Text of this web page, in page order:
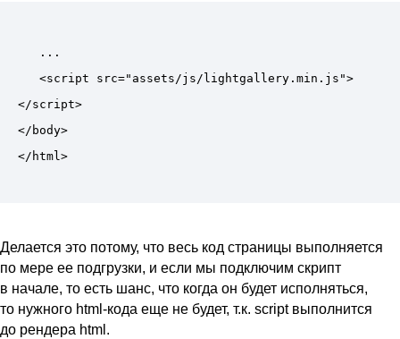
</script>
</body>
Делается это потому, что весь код страницы выполняется
по мере ее подгрузки, и если мы подключим скрипт
в начале, то есть шанс, что когда он будет исполняться,
то нужного html-кода еще не будет, т.к. script выполнится
до рендера html.